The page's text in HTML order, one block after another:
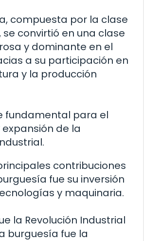
compuesta por la clase
convirtió en una clase
y dominante en el
a su participación en
y la producción
fundamental para el
de la
contribuciones
fue su inversión
y maquinaria.
la Revolución Industrial
burguesía fue la